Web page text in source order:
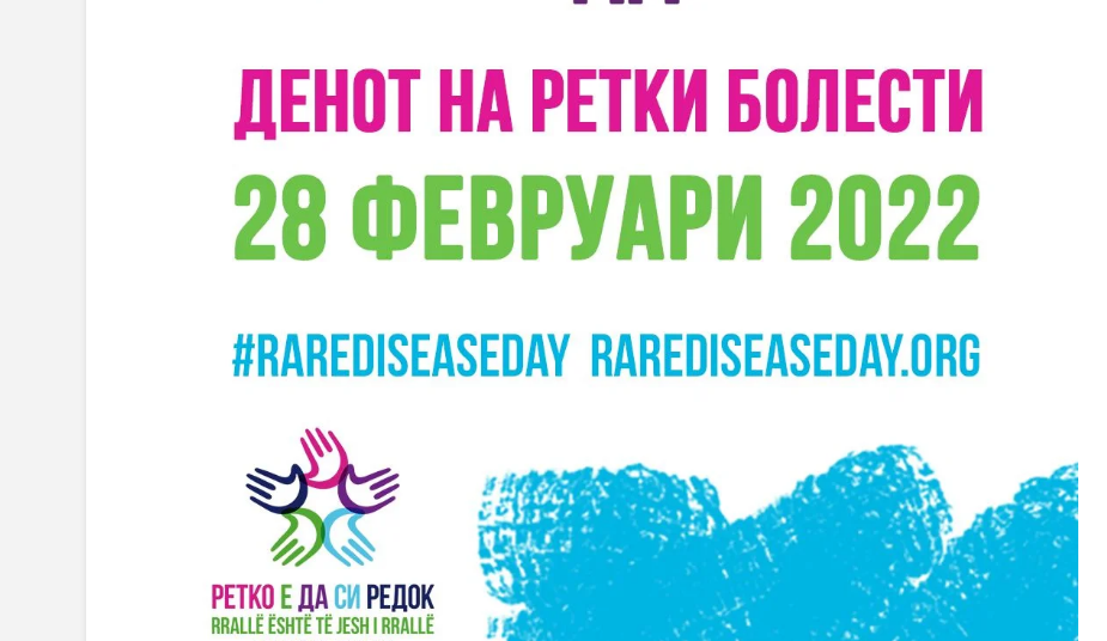
УПОТРЕБА И ЗАШТИТА НА АМБЛЕМОТ
СОЦИЈАЛНО ХУМАНИТАРНА ДЕЈНОСТ
ПОДГОТВЕНОСТ И ДЕЈСТВО ПРИ КАТАСТРОФИ
ТИМОВИ НА ООЦК ОХРИД
ОДНОСИ СО ЈАВНОСТ
МЕЃУНАРОДНА СОРАБОТКА
ЗНАЧЕЊЕ НА СЛУЖБАТА ЗА БАРАЊЕ
ФОРМУЛАРИ ЗА БАРАЊА
ЗДРАВСТВЕНО ПРЕВЕНТИВНА ДЕЈНОСТ
ПРВА ПОМОШ